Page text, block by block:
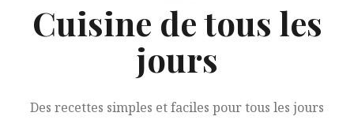
Cuisine de tous les
jours
Des recettes simples et faciles pour tous les jours